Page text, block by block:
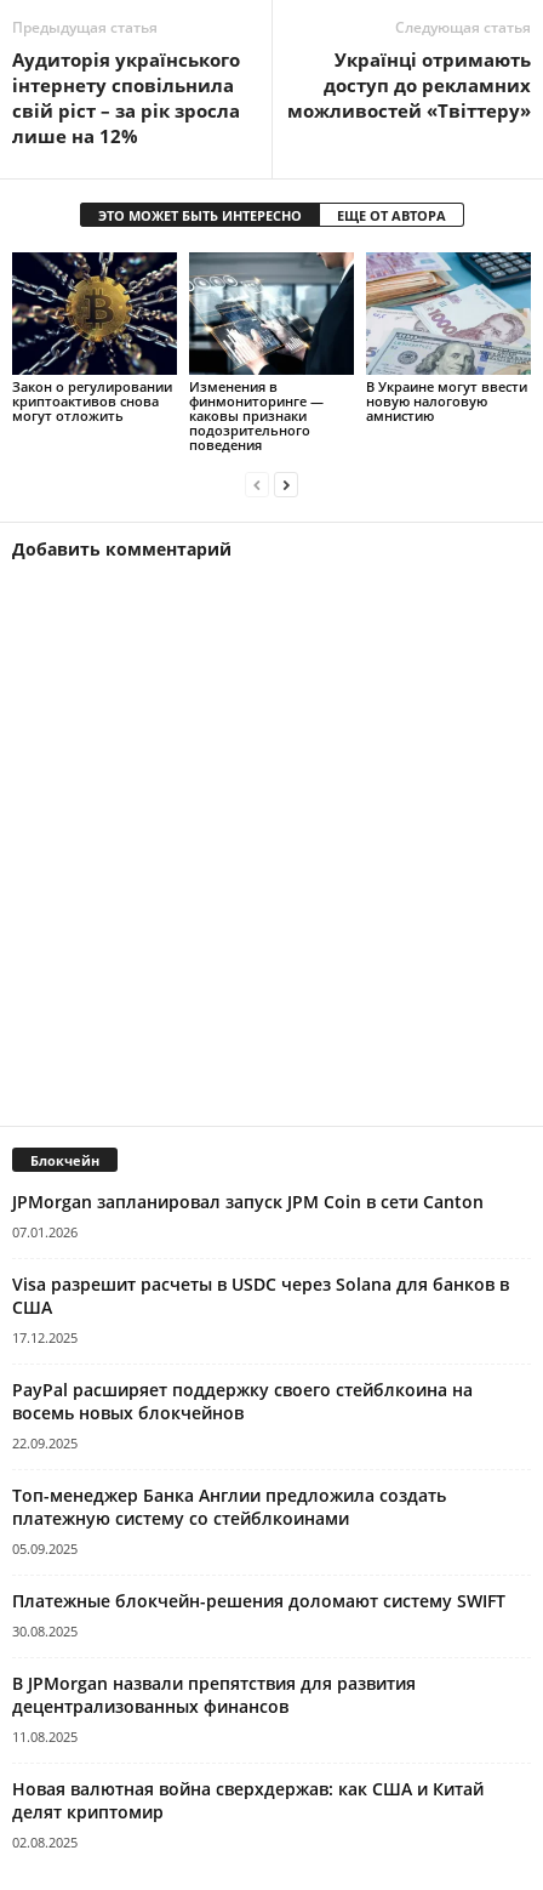
Предыдущая статья
Аудиторія українського
інтернету сповільнила
свій ріст – за рік зросла
лише на 12%
Следующая статья
Українці отримають
доступ до рекламних
можливостей «Твіттеру»
ЭТО МОЖЕТ БЫТЬ ИНТЕРЕСНО ЕЩЕ ОТ АВТОРА
Закон о регулировании
криптоактивов снова
могут отложить
Изменения в
финмониторинге —
каковы признаки
подозрительного
поведения
В Украине могут ввести
новую налоговую
амнистию
Добавить комментарий
Блокчейн
JPMorgan запланировал запуск JPM Coin в сети Canton
07.01.2026
Visa разрешит расчеты в USDC через Solana для банков в
США
17.12.2025
PayPal расширяет поддержку своего стейблкоина на
восемь новых блокчейнов
22.09.2025
Топ-менеджер Банка Англии предложила создать
платежную систему со стейблкоинами
05.09.2025
Платежные блокчейн-решения доломают систему SWIFT
30.08.2025
В JPMorgan назвали препятствия для развития
децентрализованных финансов
11.08.2025
Новая валютная война сверхдержав: как США и Китай
делят криптомир
02.08.2025